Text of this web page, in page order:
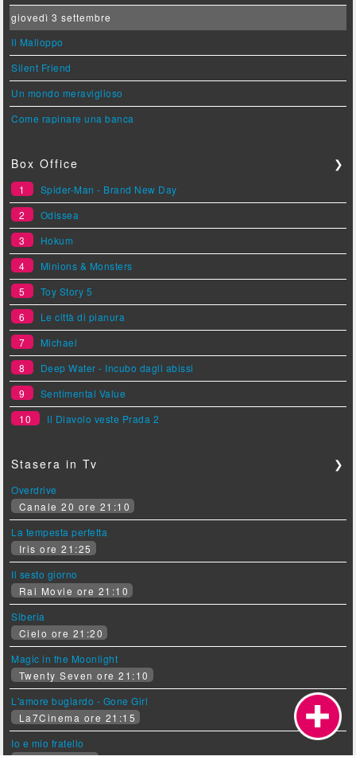
giovedì 3 settembre
Il Malloppo
Silent Friend
Un mondo meraviglioso
Come rapinare una banca
Box Office ❯
1
Spider-Man - Brand New Day
2
Odissea
3
Hokum
4
Minions & Monsters
5
Toy Story 5
6
Le città di pianura
7
Michael
8
Deep Water - Incubo dagli abissi
9
Sentimental Value
10
Il Diavolo veste Prada 2
Stasera in Tv ❯
Overdrive
Canale 20 ore 21:10
La tempesta perfetta
Iris ore 21:25
Il sesto giorno
Rai Movie ore 21:10
Siberia
Cielo ore 21:20
Magic in the Moonlight
Twenty Seven ore 21:10
L'amore bugiardo - Gone Girl
La7Cinema ore 21:15
Io e mio fratello
La5 ore 21:10